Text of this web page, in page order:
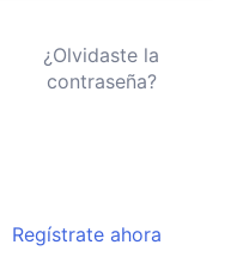
¿Olvidaste la
contraseña?
Regístrate ahora